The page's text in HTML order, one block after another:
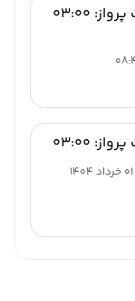
03:00
03:00